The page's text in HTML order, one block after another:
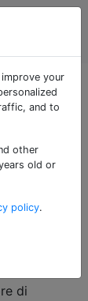
open
di
your
and to
other
old or
policy.